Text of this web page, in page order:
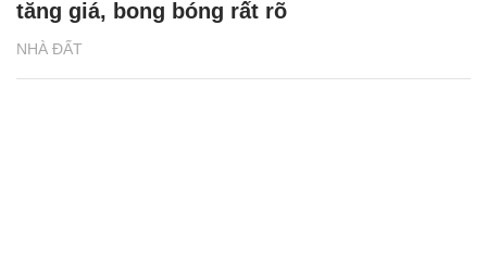
NHÀ ĐẤT
tăng giá, bong bóng rất rõ